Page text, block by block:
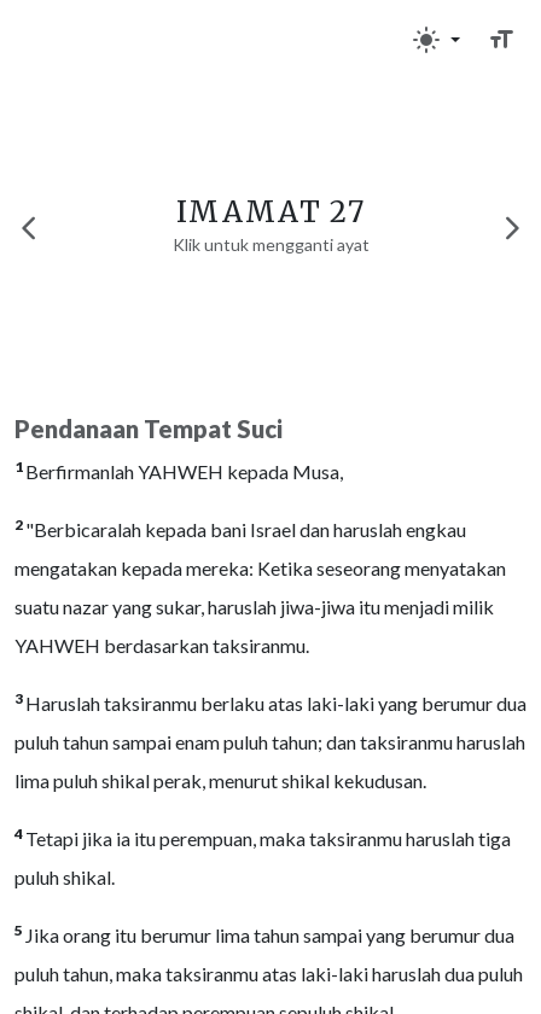
IMAMAT 27
Klik untuk mengganti ayat
Pendanaan Tempat Suci
1 Berfirmanlah YAHWEH kepada Musa,
2 "Berbicaralah kepada bani Israel dan haruslah engkau
mengatakan kepada mereka: Ketika seseorang menyatakan
suatu nazar yang sukar, haruslah jiwa-jiwa itu menjadi milik
YAHWEH berdasarkan taksiranmu.
3 Haruslah taksiranmu berlaku atas laki-laki yang berumur dua
puluh tahun sampai enam puluh tahun; dan taksiranmu haruslah
lima puluh shikal perak, menurut shikal kekudusan.
4 Tetapi jika ia itu perempuan, maka taksiranmu haruslah tiga
puluh shikal.
5 Jika orang itu berumur lima tahun sampai yang berumur dua
puluh tahun, maka taksiranmu atas laki-laki haruslah dua puluh